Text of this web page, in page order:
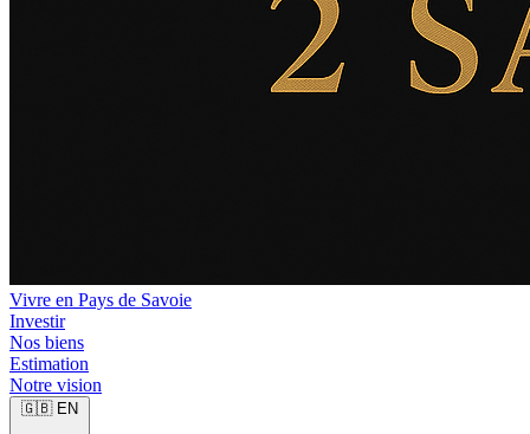
Vivre en Pays de Savoie
Investir
Nos biens
Estimation
Notre vision
🇬🇧 EN